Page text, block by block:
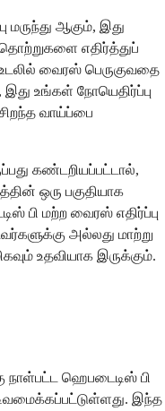
மருந்து ஆகும், இது
எதிர்த்துப்
வைரஸ் பெருகுவதை
உங்கள் நோயெதிர்ப்பு
வாய்ப்பை
கண்டறியப்பட்டால்,
ஒரு பகுதியாக
பி மற்ற வைரஸ் எதிர்ப்பு
அல்லது மாற்று
உதவியாக இருக்கும்.
நாள்பட்ட ஹெபடைடிஸ் பி
இந்த